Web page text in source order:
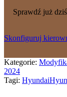
Sprawdź już
Skonfiguruj
Kategorie:
2024
Tagi: Hyundai